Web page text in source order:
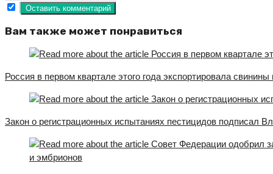
Вам также может понравиться
Россия в первом квартале этого года экспортировала
Закон о регистрационных испытаниях пестицидов подписал